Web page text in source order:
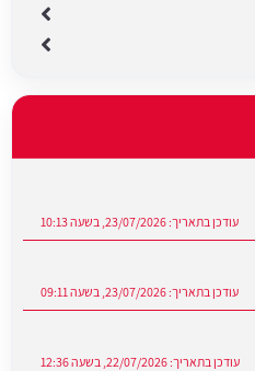
עודכן בתאריך: 23/07/2026, בשעה 10:13
עודכן בתאריך: 23/07/2026, בשעה 09:11
עודכן בתאריך: 22/07/2026, בשעה 12:36